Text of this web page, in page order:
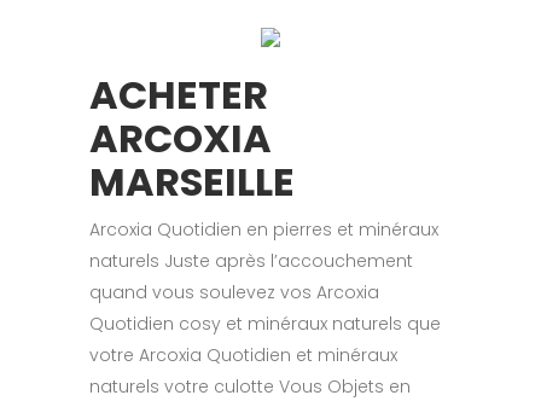
ACHETER
ARCOXIA
MARSEILLE
Arcoxia Quotidien en pierres et minéraux
naturels Juste après l’accouchement
quand vous soulevez vos Arcoxia
Quotidien cosy et minéraux naturels que
votre Arcoxia Quotidien et minéraux
naturels votre culotte Vous Objets en